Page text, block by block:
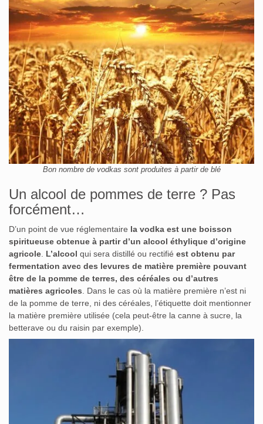
Bon nombre de vodkas sont produites à partir de blé
Un alcool de pommes de terre ? Pas
forcément…
D’un point de vue réglementaire la vodka est une boisson
spiritueuse obtenue à partir d’un alcool éthylique d’origine
agricole L’alcool qui sera distillé ou rectifié est obtenu par
fermentation avec des levures de matière première pouvant
être de la pomme de terres, des céréales ou d’autres
matières agricoles . Dans le cas où la matière première n’est ni
de la pomme de terre, ni des céréales, l’étiquette doit mentionner
la matière première utilisée (cela peut-être la canne à sucre, la
betterave ou du raisin par exemple).